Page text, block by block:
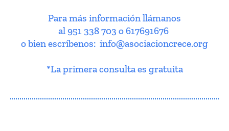
Para más información llámanos
al 951 338 703 o 617691676
o bien escríbenos: info@asociacioncrece.org
*La primera consulta es gratuita